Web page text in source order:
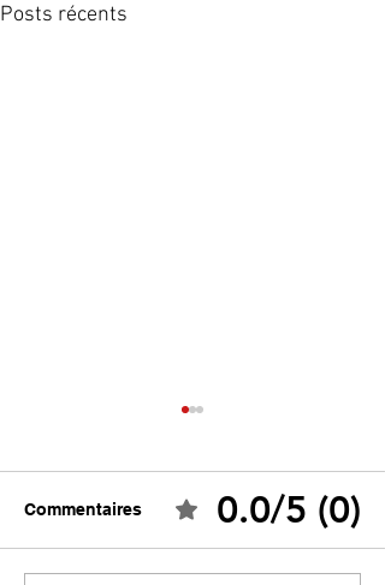
Posts récents
Commentaires 0.0/5 (0)